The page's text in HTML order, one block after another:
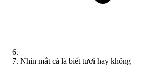
Nhìn mắt cá là biết tươi hay không